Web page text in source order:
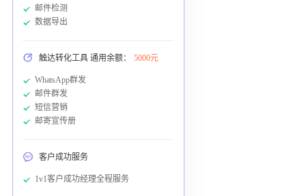
邮件检测
数据导出
触达转化工具 通用余额： 5000元
WhatsApp群发
邮件群发
短信营销
邮寄宣传册
客户成功服务
1v1客户成功经理全程服务